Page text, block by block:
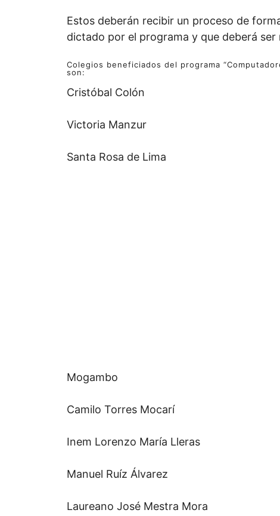
Estos deberán recibir un proceso de
dictado por el programa y que deberá
Colegios beneficiados del programa
son:
Cristóbal Colón
Victoria Manzur
Santa Rosa de Lima
Mogambo
Camilo Torres Mocarí
Inem Lorenzo María Lleras
Manuel Ruíz Álvarez
Laureano José Mestra Mora